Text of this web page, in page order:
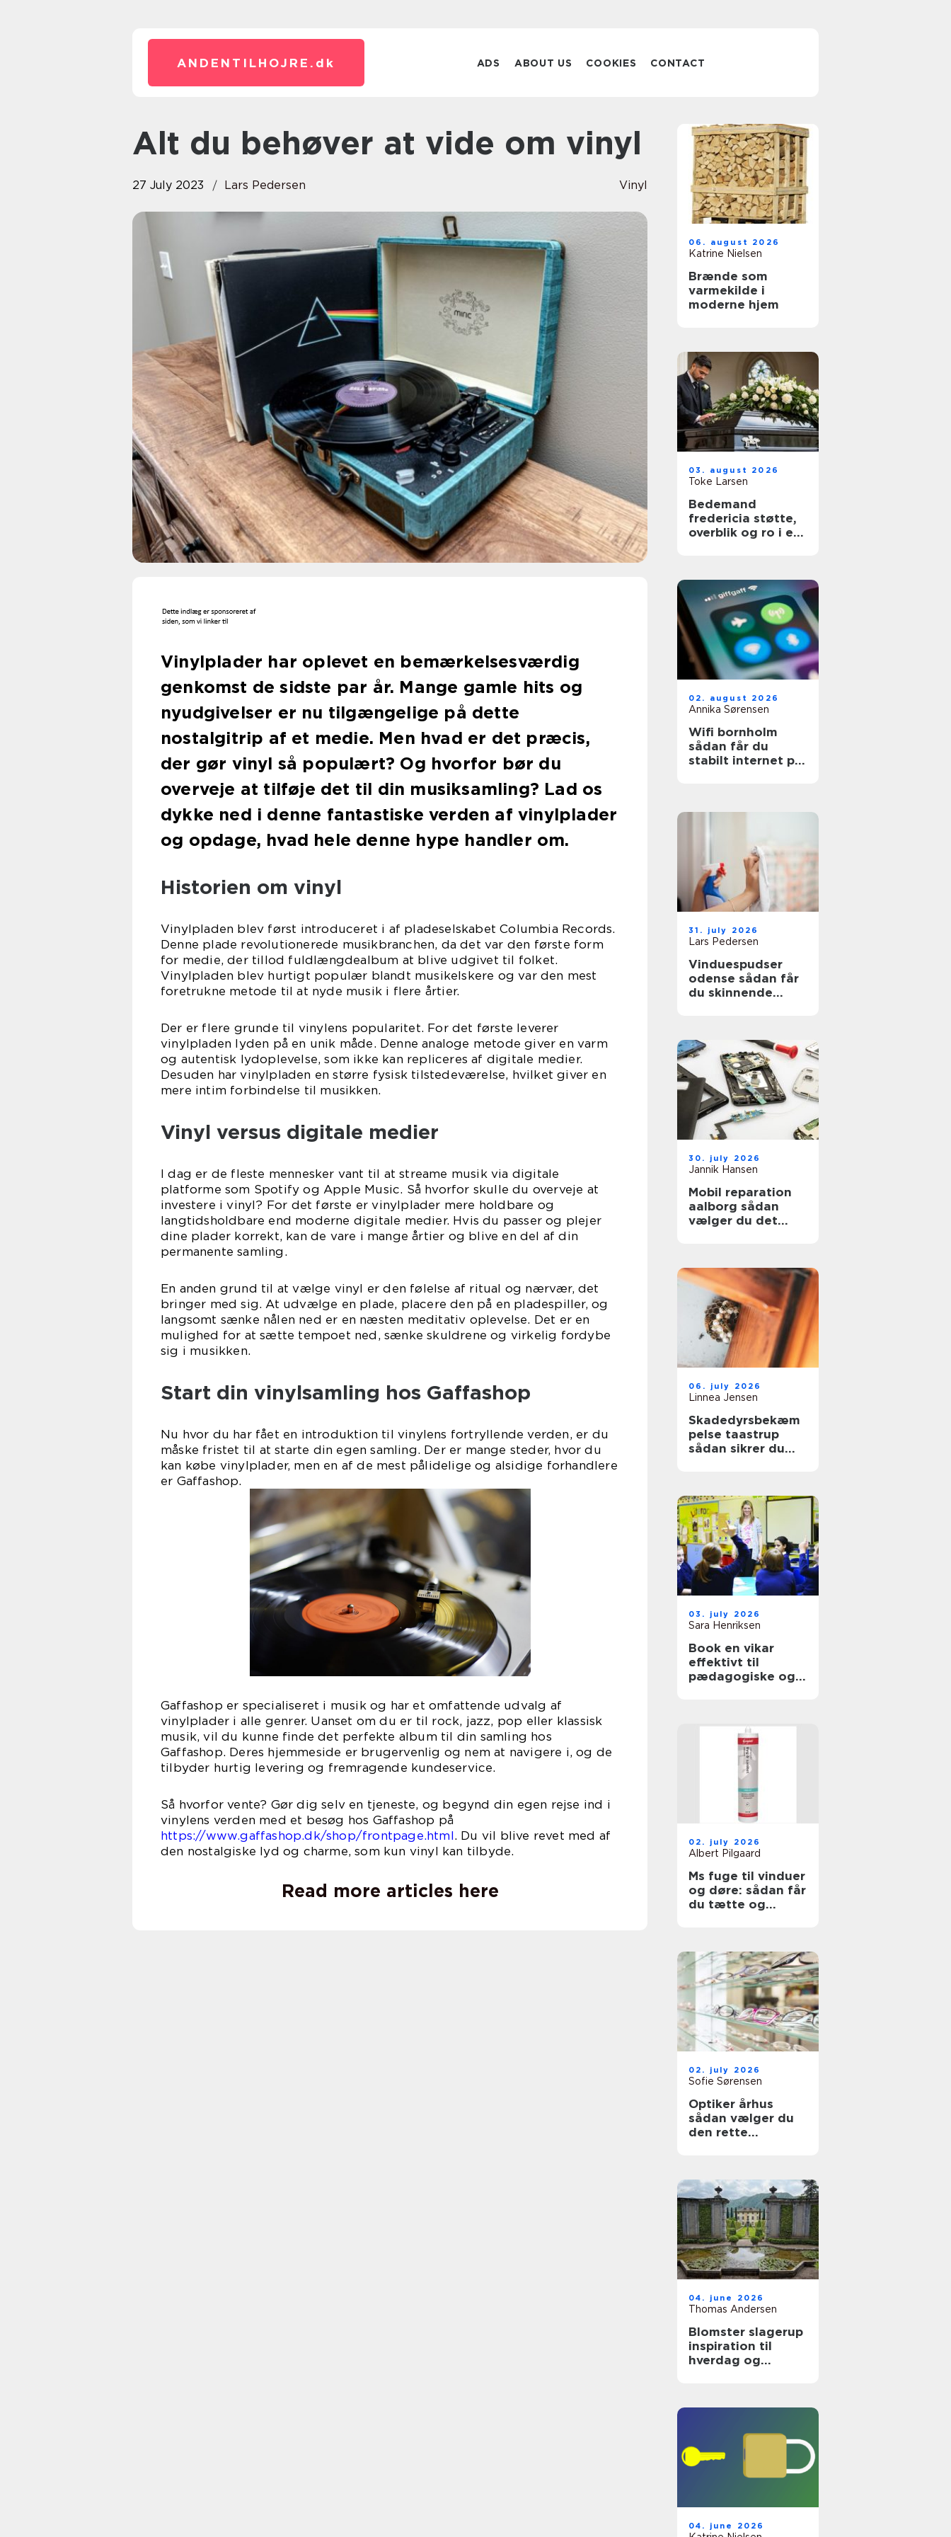
ANDENTILHOJRE. dk ADS ABOUT US COOKIES CONTACT
Alt du behøver at vide om vinyl
27 July 2023 Lars Pedersen Vinyl
Vinylplader har oplevet en bemærkelsesværdig
genkomst de sidste par år. Mange gamle hits og
nyudgivelser er nu tilgængelige på dette
nostalgitrip af et medie. Men hvad er det præcis,
der gør vinyl så populært? Og hvorfor bør du
overveje at tilføje det til din musiksamling? Lad os
dykke ned i denne fantastiske verden af vinylplader
og opdage, hvad hele denne hype handler om.
Historien om vinyl
Vinylpladen blev først introduceret i af pladeselskabet Columbia Records.
Denne plade revolutionerede musikbranchen, da det var den første form
for medie, der tillod fuldlængdealbum at blive udgivet til folket.
Vinylpladen blev hurtigt populær blandt musikelskere og var den mest
foretrukne metode til at nyde musik i flere årtier.
Der er flere grunde til vinylens popularitet. For det første leverer
vinylpladen lyden på en unik måde. Denne analoge metode giver en varm
og autentisk lydoplevelse, som ikke kan repliceres af digitale medier.
Desuden har vinylpladen en større fysisk tilstedeværelse, hvilket giver en
mere intim forbindelse til musikken.
Vinyl versus digitale medier
I dag er de fleste mennesker vant til at streame musik via digitale
platforme som Spotify og Apple Music. Så hvorfor skulle du overveje at
investere i vinyl? For det første er vinylplader mere holdbare og
langtidsholdbare end moderne digitale medier. Hvis du passer og plejer
dine plader korrekt, kan de vare i mange årtier og blive en del af din
permanente samling.
En anden grund til at vælge vinyl er den følelse af ritual og nærvær, det
bringer med sig. At udvælge en plade, placere den på en pladespiller, og
langsomt sænke nålen ned er en næsten meditativ oplevelse. Det er en
mulighed for at sætte tempoet ned, sænke skuldrene og virkelig fordybe
sig i musikken.
Start din vinylsamling hos Gaffashop
Nu hvor du har fået en introduktion til vinylens fortryllende verden, er du
måske fristet til at starte din egen samling. Der er mange steder, hvor du
kan købe vinylplader, men en af de mest pålidelige og alsidige forhandlere
er Gaffashop.
Gaffashop er specialiseret i musik og har et omfattende udvalg af
vinylplader i alle genrer. Uanset om du er til rock, jazz, pop eller klassisk
musik, vil du kunne finde det perfekte album til din samling hos
Gaffashop. Deres hjemmeside er brugervenlig og nem at navigere i, og de
tilbyder hurtig levering og fremragende kundeservice.
Så hvorfor vente? Gør dig selv en tjeneste, og begynd din egen rejse ind i
vinylens verden med et besøg hos Gaffashop på
https://www.gaffashop.dk/shop/frontpage.html. Du vil blive revet med af
den nostalgiske lyd og charme, som kun vinyl kan tilbyde.
Read more articles here
06. august 2026
Katrine Nielsen
Brænde som
varmekilde i
moderne hjem
03. august 2026
Toke Larsen
Bedemand
fredericia støtte,
overblik og ro i en
02. august 2026
Annika Sørensen
Wifi bornholm
sådan får du
stabilt internet på
31. july 2026
Lars Pedersen
Vinduespudser
odense sådan får
du skinnende
30. july 2026
Jannik Hansen
Mobil reparation
aalborg sådan
vælger du det
06. july 2026
Linnea Jensen
Skadedyrsbekæm
pelse taastrup
sådan sikrer du
03. july 2026
Sara Henriksen
Book en vikar
effektivt til
pædagogiske og
02. july 2026
Albert Pilgaard
Ms fuge til vinduer
og døre: sådan får
du tætte og
02. july 2026
Sofie Sørensen
Optiker århus
sådan vælger du
den rette
04. june 2026
Thomas Andersen
Blomster slagerup
inspiration til
hverdag og
04. june 2026